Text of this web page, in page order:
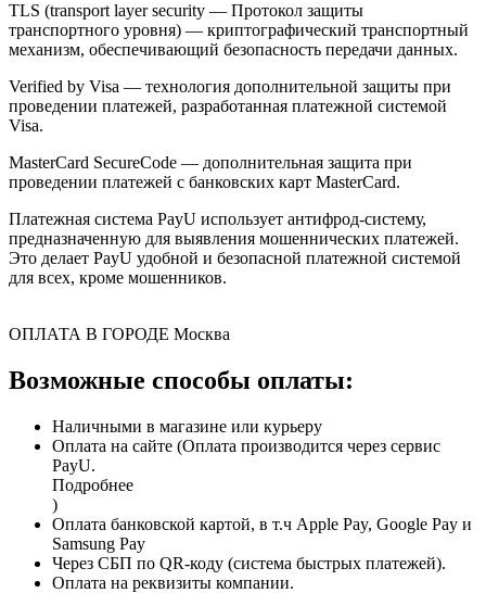
TLS (transport layer security — Протокол защиты
транспортного уровня) — криптографический транспортный
механизм, обеспечивающий безопасность передачи данных.
Verified by Visa — технология дополнительной защиты при
проведении платежей, разработанная платежной системой
Visa.
MasterCard SecureCode — дополнительная защита при
проведении платежей с банковских карт MasterCard.
Платежная система PayU использует антифрод-систему,
предназначенную для выявления мошеннических платежей.
Это делает PayU удобной и безопасной платежной системой
для всех, кроме мошенников.
ОПЛАТА В ГОРОДЕ Москва
Возможные способы оплаты:
Наличными в магазине или курьеру
Оплата на сайте (Оплата производится через сервис
PayU.
Подробнее
)
Оплата банковской картой, в т.ч Apple Pay, Google Pay и
Samsung Pay
Через СБП по QR-коду (система быстрых платежей).
Оплата на реквизиты компании.